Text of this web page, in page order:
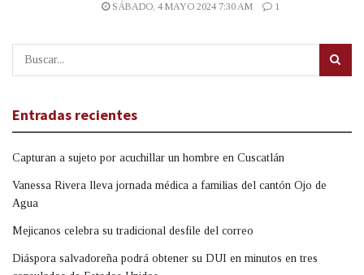
SÁBADO, 4 MAYO 2024 7:30 AM
1
Entradas recientes
Capturan a sujeto por acuchillar un hombre en Cuscatlán
Vanessa Rivera lleva jornada médica a familias del cantón Ojo de
Agua
Mejicanos celebra su tradicional desfile del correo
Diáspora salvadoreña podrá obtener su DUI en minutos en tres